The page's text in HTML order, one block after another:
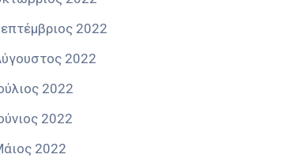
2022
2022
2022
2022
2022